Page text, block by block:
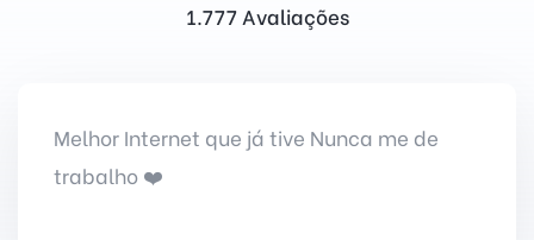
1.777 Avaliações
Melhor Internet que já tive Nunca me de
trabalho ❤️